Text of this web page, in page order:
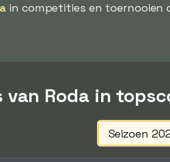
in competities en toernooien
van Roda in